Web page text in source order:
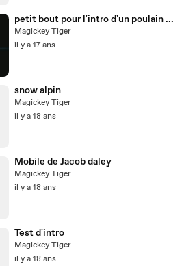
petit bout pour l'intro d'un poulain ...
Magickey Tiger
il y a 17 ans
snow alpin
Magickey Tiger
il y a 18 ans
Mobile de Jacob daley
Magickey Tiger
il y a 18 ans
Test d'intro
Magickey Tiger
il y a 18 ans